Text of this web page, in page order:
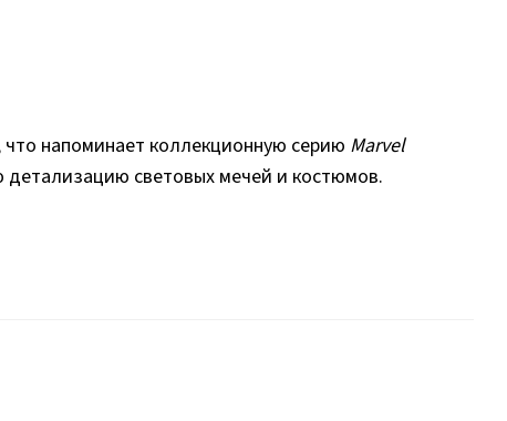
напоминает коллекционную серию Marvel
световых мечей и костюмов.